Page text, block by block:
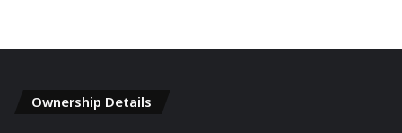
Ownership Details